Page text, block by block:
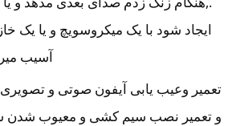
ایجاد شود با یک میکروسویچ و یا یک
آسیب
تعمیر وعیب یابی آیفون صوتی و
و تعمیر نصب سیم کشی و معیوب شدن